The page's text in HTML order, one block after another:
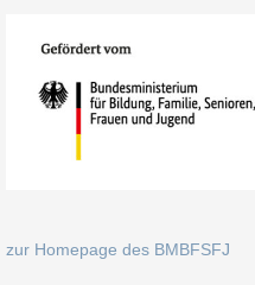
zur Homepage des BMBFSFJ